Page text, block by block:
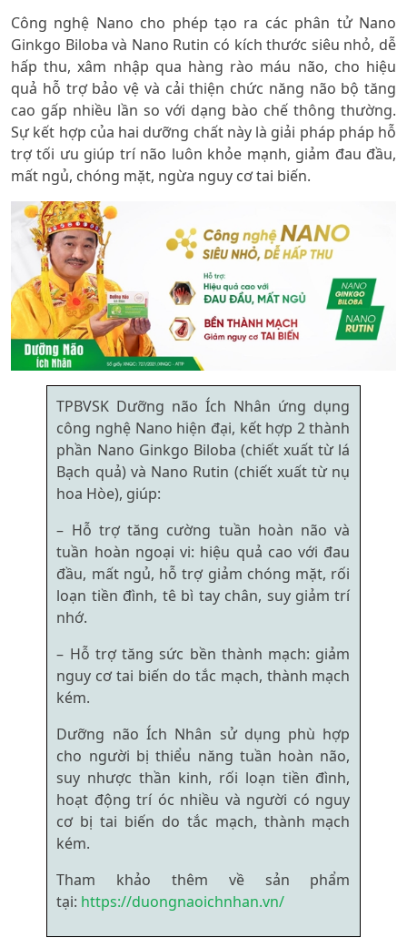
Công nghệ Nano cho phép tạo ra các phân tử Nano
Ginkgo Biloba và Nano Rutin có kích thước siêu nhỏ, dễ
hấp thu, xâm nhập qua hàng rào máu não, cho hiệu
quả hỗ trợ bảo vệ và cải thiện chức năng não bộ tăng
cao gấp nhiều lần so với dạng bào chế thông thường.
Sự kết hợp của hai dưỡng chất này là giải pháp pháp hỗ
trợ tối ưu giúp trí não luôn khỏe mạnh, giảm đau đầu,
mất ngủ, chóng mặt, ngừa nguy cơ tai biến.
TPBVSK Dưỡng não Ích Nhân ứng dụng
công nghệ Nano hiện đại, kết hợp 2 thành
phần Nano Ginkgo Biloba (chiết xuất từ lá
Bạch quả) và Nano Rutin (chiết xuất từ nụ
hoa Hòe), giúp:
– Hỗ trợ tăng cường tuần hoàn não và
tuần hoàn ngoại vi: hiệu quả cao với đau
đầu, mất ngủ, hỗ trợ giảm chóng mặt, rối
loạn tiền đình, tê bì tay chân, suy giảm trí
nhớ.
– Hỗ trợ tăng sức bền thành mạch: giảm
nguy cơ tai biến do tắc mạch, thành mạch
kém.
Dưỡng não Ích Nhân sử dụng phù hợp
cho người bị thiểu năng tuần hoàn não,
suy nhược thần kinh, rối loạn tiền đình,
hoạt động trí óc nhiều và người có nguy
cơ bị tai biến do tắc mạch, thành mạch
kém.
Tham khảo thêm về sản phẩm
tại: https://duongnaoichnhan.vn/